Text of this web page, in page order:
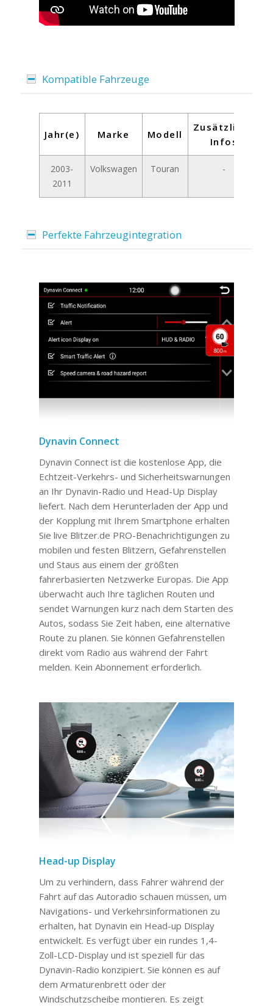
Kompatible Fahrzeuge
Jahr(e) Marke Modell
Zusätzliche
Infos
2003-
2011
Volkswagen Touran -
Perfekte Fahrzeugintegration
Dynavin Connect
Dynavin Connect ist die kostenlose App, die
Echtzeit-Verkehrs- und Sicherheitswarnungen
an Ihr Dynavin-Radio und Head-Up Display
liefert. Nach dem Herunterladen der App und
der Kopplung mit Ihrem Smartphone erhalten
Sie live Blitzer.de PRO-Benachrichtigungen zu
mobilen und festen Blitzern, Gefahrenstellen
und Staus aus einem der größten
fahrerbasierten Netzwerke Europas. Die App
überwacht auch Ihre täglichen Routen und
sendet Warnungen kurz nach dem Starten des
Autos, sodass Sie Zeit haben, eine alternative
Route zu planen. Sie können Gefahrenstellen
direkt vom Radio aus während der Fahrt
melden. Kein Abonnement erforderlich.
Head-up Display
Um zu verhindern, dass Fahrer während der
Fahrt auf das Autoradio schauen müssen, um
Navigations- und Verkehrsinformationen zu
erhalten, hat Dynavin ein Head-up Display
entwickelt. Es verfügt über ein rundes 1,4-
Zoll-LCD-Display und ist speziell für das
Dynavin-Radio konzipiert. Sie können es auf
dem Armaturenbrett oder der
Windschutzscheibe montieren. Es zeigt